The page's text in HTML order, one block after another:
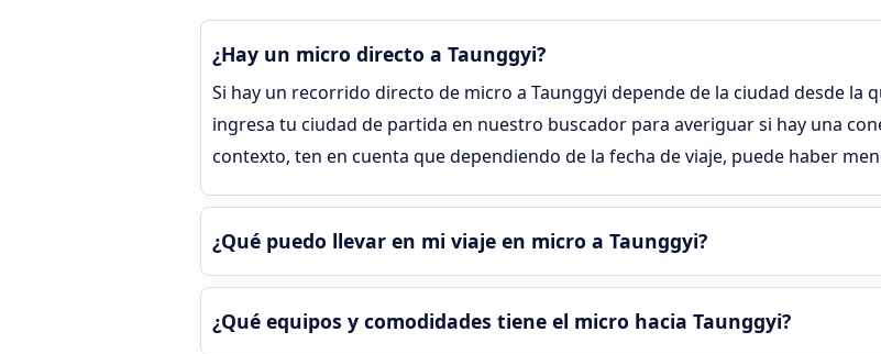
¿Hay un micro directo a Taunggyi?
Si hay un recorrido directo de micro a Taunggyi depende de la ciudad desde la
ingresa tu ciudad de partida en nuestro buscador para averiguar si hay una
contexto, ten en cuenta que dependiendo de la fecha de viaje, puede haber
¿Qué puedo llevar en mi viaje en micro a Taunggyi?
¿Qué equipos y comodidades tiene el micro hacia Taunggyi?